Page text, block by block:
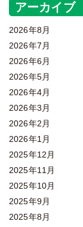
アーカイブ
2026年8月
2026年7月
2026年6月
2026年5月
2026年4月
2026年3月
2026年2月
2026年1月
2025年12月
2025年11月
2025年10月
2025年9月
2025年8月